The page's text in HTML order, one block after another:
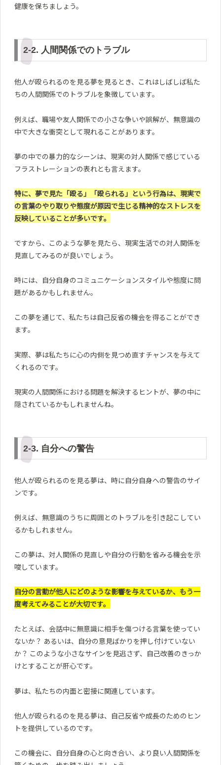
健康を保ちましょう。
2-2. 人間関係でのトラブル
他人が殴られるのを見る夢を見るとき、これはしばしば私た
ちの人間関係でのトラブルを象徴しています。
例えば、職場や友人関係での小さな争いや誤解が、無意識の
中で大きな衝突として現れることがあります。
夢の中での暴力的なシーンは、現実の対人関係で感じている
フラストレーションの表れとも言えます。
特に、夢で見た「殴る」「殴られる」という行為は、現実で
の言葉のやり取りや態度が原因で生じる精神的なストレスを
反映していることが多いです。
ですから、このような夢を見たら、現実生活での対人関係を
見直してみるのが良いでしょう。
時には、自分自身のコミュニケーションスタイルや態度に問
題があるかもしれません。
この夢を通じて、私たちは自己反省の機会を得ることができ
ます。
実際、夢は私たちに心の内側を見つめ直すチャンスを与えて
くれるのです。
現実の人間関係における問題を解決するヒントが、夢の中に
隠されているかもしれませんね。
2-3. 自分への警告
他人が殴られるのを見る夢は、時に自分自身への警告のサイ
ンです。
例えば、無意識のうちに周囲とのトラブルを引き起こしてい
るかもしれません。
この夢は、対人関係の見直しや自分の行動を省みる機会を示
唆しています。
自分の言動が他人にどのような影響を与えているか、もう一
度考えてみることが大切です。
たとえば、会話中に無意識に相手を傷つける言葉を使ってい
ないか？ あるいは、自分の意見ばかりを押し付けていない
か？ このような小さなサインを見逃さず、自己改善のきっか
けとすることが肝心です。
夢は、私たちの内面と密接に関連しています。
他人が殴られるのを見る夢は、自己反省や成長のためのヒン
トを提供しているのです。
この機会に、自分自身の心と向き合い、より良い人間関係を